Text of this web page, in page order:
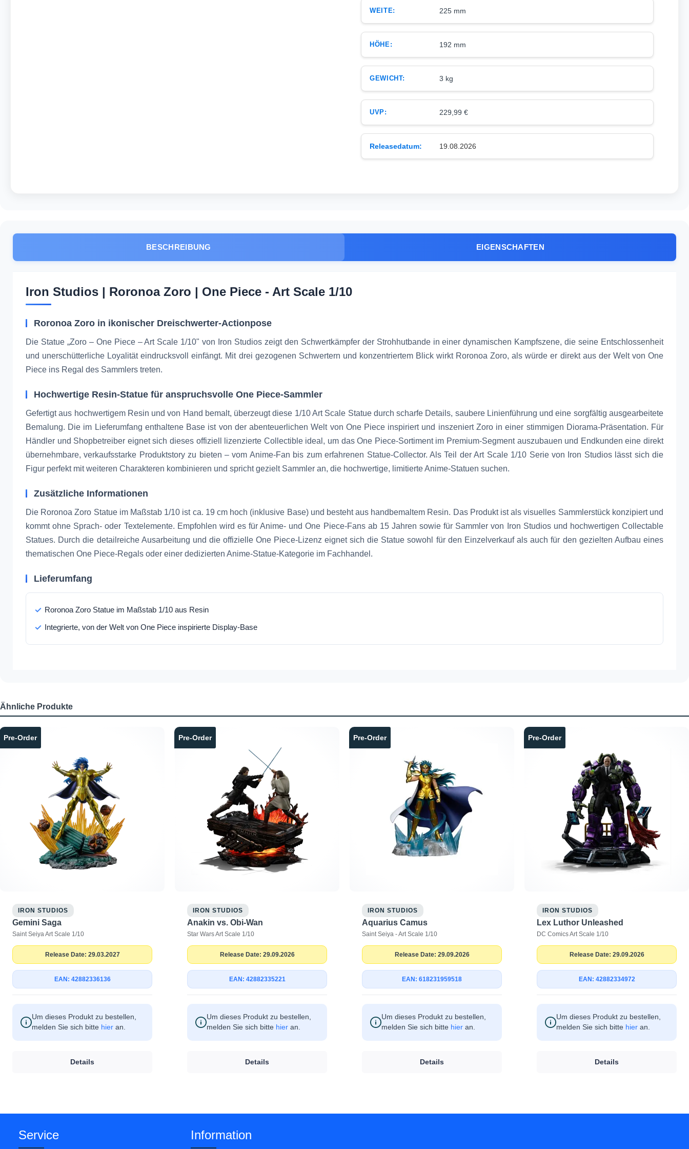
WEITE: 225 mm
HÖHE: 192 mm
GEWICHT: 3 kg
UVP: 229,99 €
Releasedatum: 19.08.2026
BESCHREIBUNG EIGENSCHAFTEN
Iron Studios | Roronoa Zoro | One Piece - Art Scale 1/10
Roronoa Zoro in ikonischer Dreischwerter-Actionpose
Die Statue „Zoro – One Piece – Art Scale 1/10" von Iron Studios zeigt den Schwertkämpfer der Strohhutbande in einer dynamischen Kampfszene, die seine Entschlossenheit
und unerschütterliche Loyalität eindrucksvoll einfängt. Mit drei gezogenen Schwertern und konzentriertem Blick wirkt Roronoa Zoro, als würde er direkt aus der Welt von One
Piece ins Regal des Sammlers treten.
Hochwertige Resin-Statue für anspruchsvolle One Piece-Sammler
Gefertigt aus hochwertigem Resin und von Hand bemalt, überzeugt diese 1/10 Art Scale Statue durch scharfe Details, saubere Linienführung und eine sorgfältig ausgearbeitete
Bemalung. Die im Lieferumfang enthaltene Base ist von der abenteuerlichen Welt von One Piece inspiriert und inszeniert Zoro in einer stimmigen Diorama-Präsentation. Für
Händler und Shopbetreiber eignet sich dieses offiziell lizenzierte Collectible ideal, um das One Piece-Sortiment im Premium-Segment auszubauen und Endkunden eine direkt
übernehmbare, verkaufsstarke Produktstory zu bieten – vom Anime-Fan bis zum erfahrenen Statue-Collector. Als Teil der Art Scale 1/10 Serie von Iron Studios lässt sich die
Figur perfekt mit weiteren Charakteren kombinieren und spricht gezielt Sammler an, die hochwertige, limitierte Anime-Statuen suchen.
Zusätzliche Informationen
Die Roronoa Zoro Statue im Maßstab 1/10 ist ca. 19 cm hoch (inklusive Base) und besteht aus handbemaltem Resin. Das Produkt ist als visuelles Sammlerstück konzipiert und
kommt ohne Sprach- oder Textelemente. Empfohlen wird es für Anime- und One Piece-Fans ab 15 Jahren sowie für Sammler von Iron Studios und hochwertigen Collectable
Statues. Durch die detailreiche Ausarbeitung und die offizielle One Piece-Lizenz eignet sich die Statue sowohl für den Einzelverkauf als auch für den gezielten Aufbau eines
thematischen One Piece-Regals oder einer dedizierten Anime-Statue-Kategorie im Fachhandel.
Lieferumfang
Roronoa Zoro Statue im Maßstab 1/10 aus Resin
Integrierte, von der Welt von One Piece inspirierte Display-Base
Ähnliche Produkte
Produktgalerie überspringen
Pre-Order
IRON STUDIOS
Gemini Saga
Saint Seiya Art Scale 1/10
Release Date: 29.03.2027
EAN: 42882336136
Um dieses Produkt zu bestellen,
melden Sie sich bitte hier an.
Details
Pre-Order
IRON STUDIOS
Anakin vs. Obi-Wan
Star Wars Art Scale 1/10
Release Date: 29.09.2026
EAN: 42882335221
Um dieses Produkt zu bestellen,
melden Sie sich bitte hier an.
Details
Pre-Order
IRON STUDIOS
Aquarius Camus
Saint Seiya - Art Scale 1/10
Release Date: 29.09.2026
EAN: 618231959518
Um dieses Produkt zu bestellen,
melden Sie sich bitte hier an.
Details
Pre-Order
IRON STUDIOS
Lex Luthor Unleashed
DC Comics Art Scale 1/10
Release Date: 29.09.2026
EAN: 42882334972
Um dieses Produkt zu bestellen,
melden Sie sich bitte hier an.
Details
Service Information